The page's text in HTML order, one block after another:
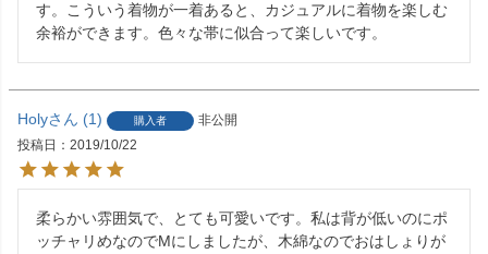
す。こういう着物が一着あると、カジュアルに着物を楽しむ
余裕ができます。色々な帯に似合って楽しいです。
Holy 1 購入者
非公開
投稿日
2019/10/22
柔らかい雰囲気で、とても可愛いです。私は背が低いのにポ
ッチャリめなのでMにしましたが、木綿なのでおはしょりが